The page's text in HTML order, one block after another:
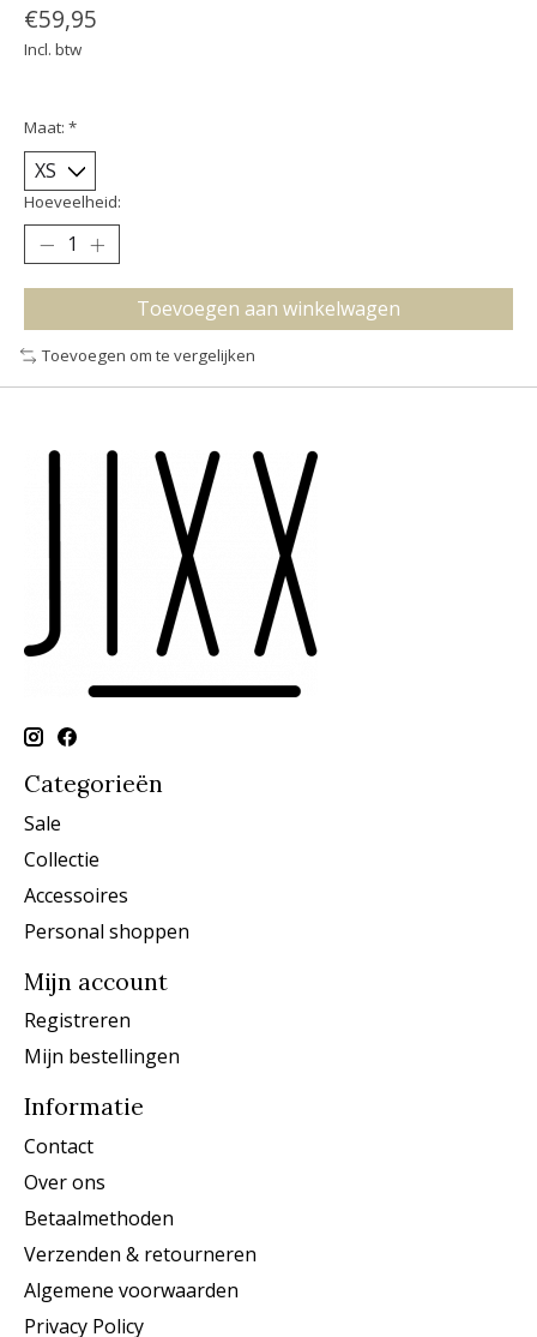
€59,95
Incl. btw
Maat: *
Hoeveelheid:
Toevoegen aan winkelwagen
Toevoegen om te vergelijken
Categorieën
Sale
Collectie
Accessoires
Personal shoppen
Mijn account
Registreren
Mijn bestellingen
Informatie
Contact
Over ons
Betaalmethoden
Verzenden & retourneren
Algemene voorwaarden
Privacy Policy